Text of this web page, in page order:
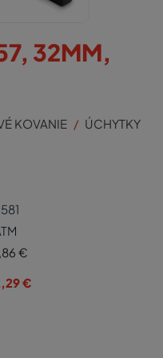
32MM,
KOVANIE
ÚCHYTKY
€
€